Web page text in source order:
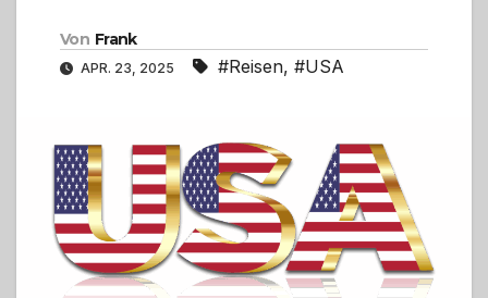
Von Frank
APR. 23, 2025 #Reisen, #USA